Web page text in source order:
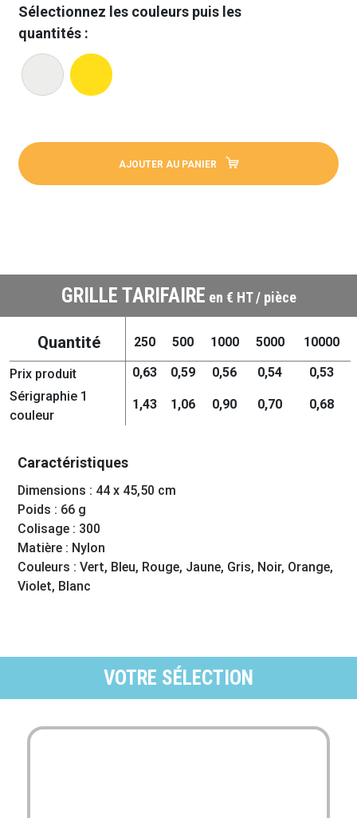
Sélectionnez les couleurs puis les
quantités :
AJOUTER AU PANIER
GRILLE TARIFAIRE en € HT / pièce
Quantité 250 500 1000 5000 10000
Prix produit 0,63 0,59 0,56 0,54
0,53
Sérigraphie 1
couleur
1,43 1,06 0,90 0,70 0,68
Caractéristiques
Dimensions : 44 x 45,50 cm
Poids : 66 g
Colisage : 300
Matière : Nylon
Couleurs : Vert, Bleu, Rouge, Jaune, Gris, Noir, Orange,
Violet, Blanc
VOTRE SÉLECTION